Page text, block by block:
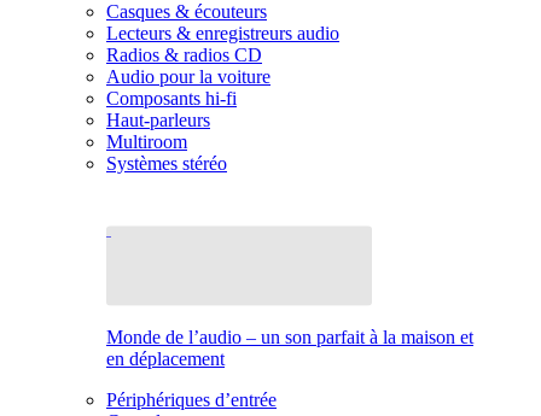
Casques & écouteurs
Lecteurs & enregistreurs audio
Radios & radios CD
Audio pour la voiture
Composants hi-fi
Haut-parleurs
Multiroom
Systèmes stéréo
Monde de l’audio – un son parfait à la maison et
en déplacement
Périphériques d’entrée